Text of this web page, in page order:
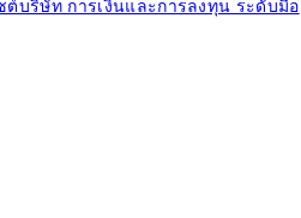
ต์บริษัท การเงินและการลงทุน ระดับมือ